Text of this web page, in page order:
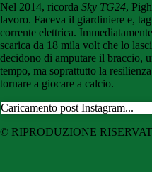
Nel 2014, ricorda Sky TG24,
lavoro. Faceva il giardiniere e,
corrente elettrica.
scarica da 18 mila volt che lo
decidono di amputare il braccio,
tempo, ma soprattutto la
tornare a giocare a calcio.
Caricamento post Instagram...
© RIPRODUZIONE